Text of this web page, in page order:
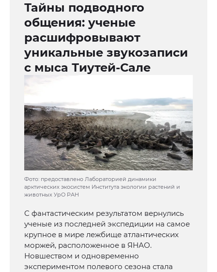
Тайны подводного
общения: ученые
расшифровывают
уникальные звукозаписи
с мыса Тиутей-Сале
Фото: предоставлено Лабораторией динамики
арктических экосистем Института экологии растений и
животных УрО РАН
С фантастическим результатом вернулись
ученые из последней экспедиции на самое
крупное в мире лежбище атлантических
моржей, расположенное в ЯНАО.
Новшеством и одновременно
экспериментом полевого сезона стала